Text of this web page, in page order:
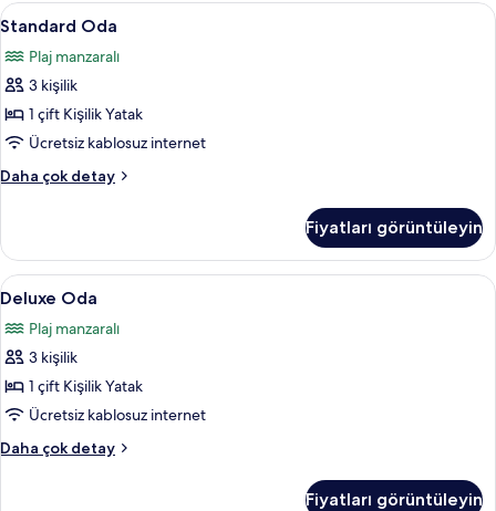
Standard
Oda
için
tüm
fotoğrafları
görün
Standard Oda | Kuştüyü yorgan,
18
Standard Oda
Plaj manzaralı
3 kişilik
1 çift Kişilik Yatak
Ücretsiz kablosuz internet
Daha çok detay
Standard
fazla
detay
Fiyatları görüntüleyin
Deluxe
Oda
için
tüm
fotoğrafları
görün
Deluxe Oda | Kuştüyü yorgan,
10
Deluxe Oda
Plaj manzaralı
3 kişilik
1 çift Kişilik Yatak
Ücretsiz kablosuz internet
Daha çok detay
Deluxe
Fiyatları görüntüleyin